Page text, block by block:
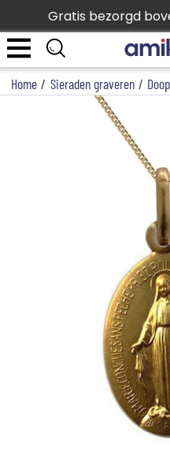
Gratis bezorgd
Home / Sieraden graveren /